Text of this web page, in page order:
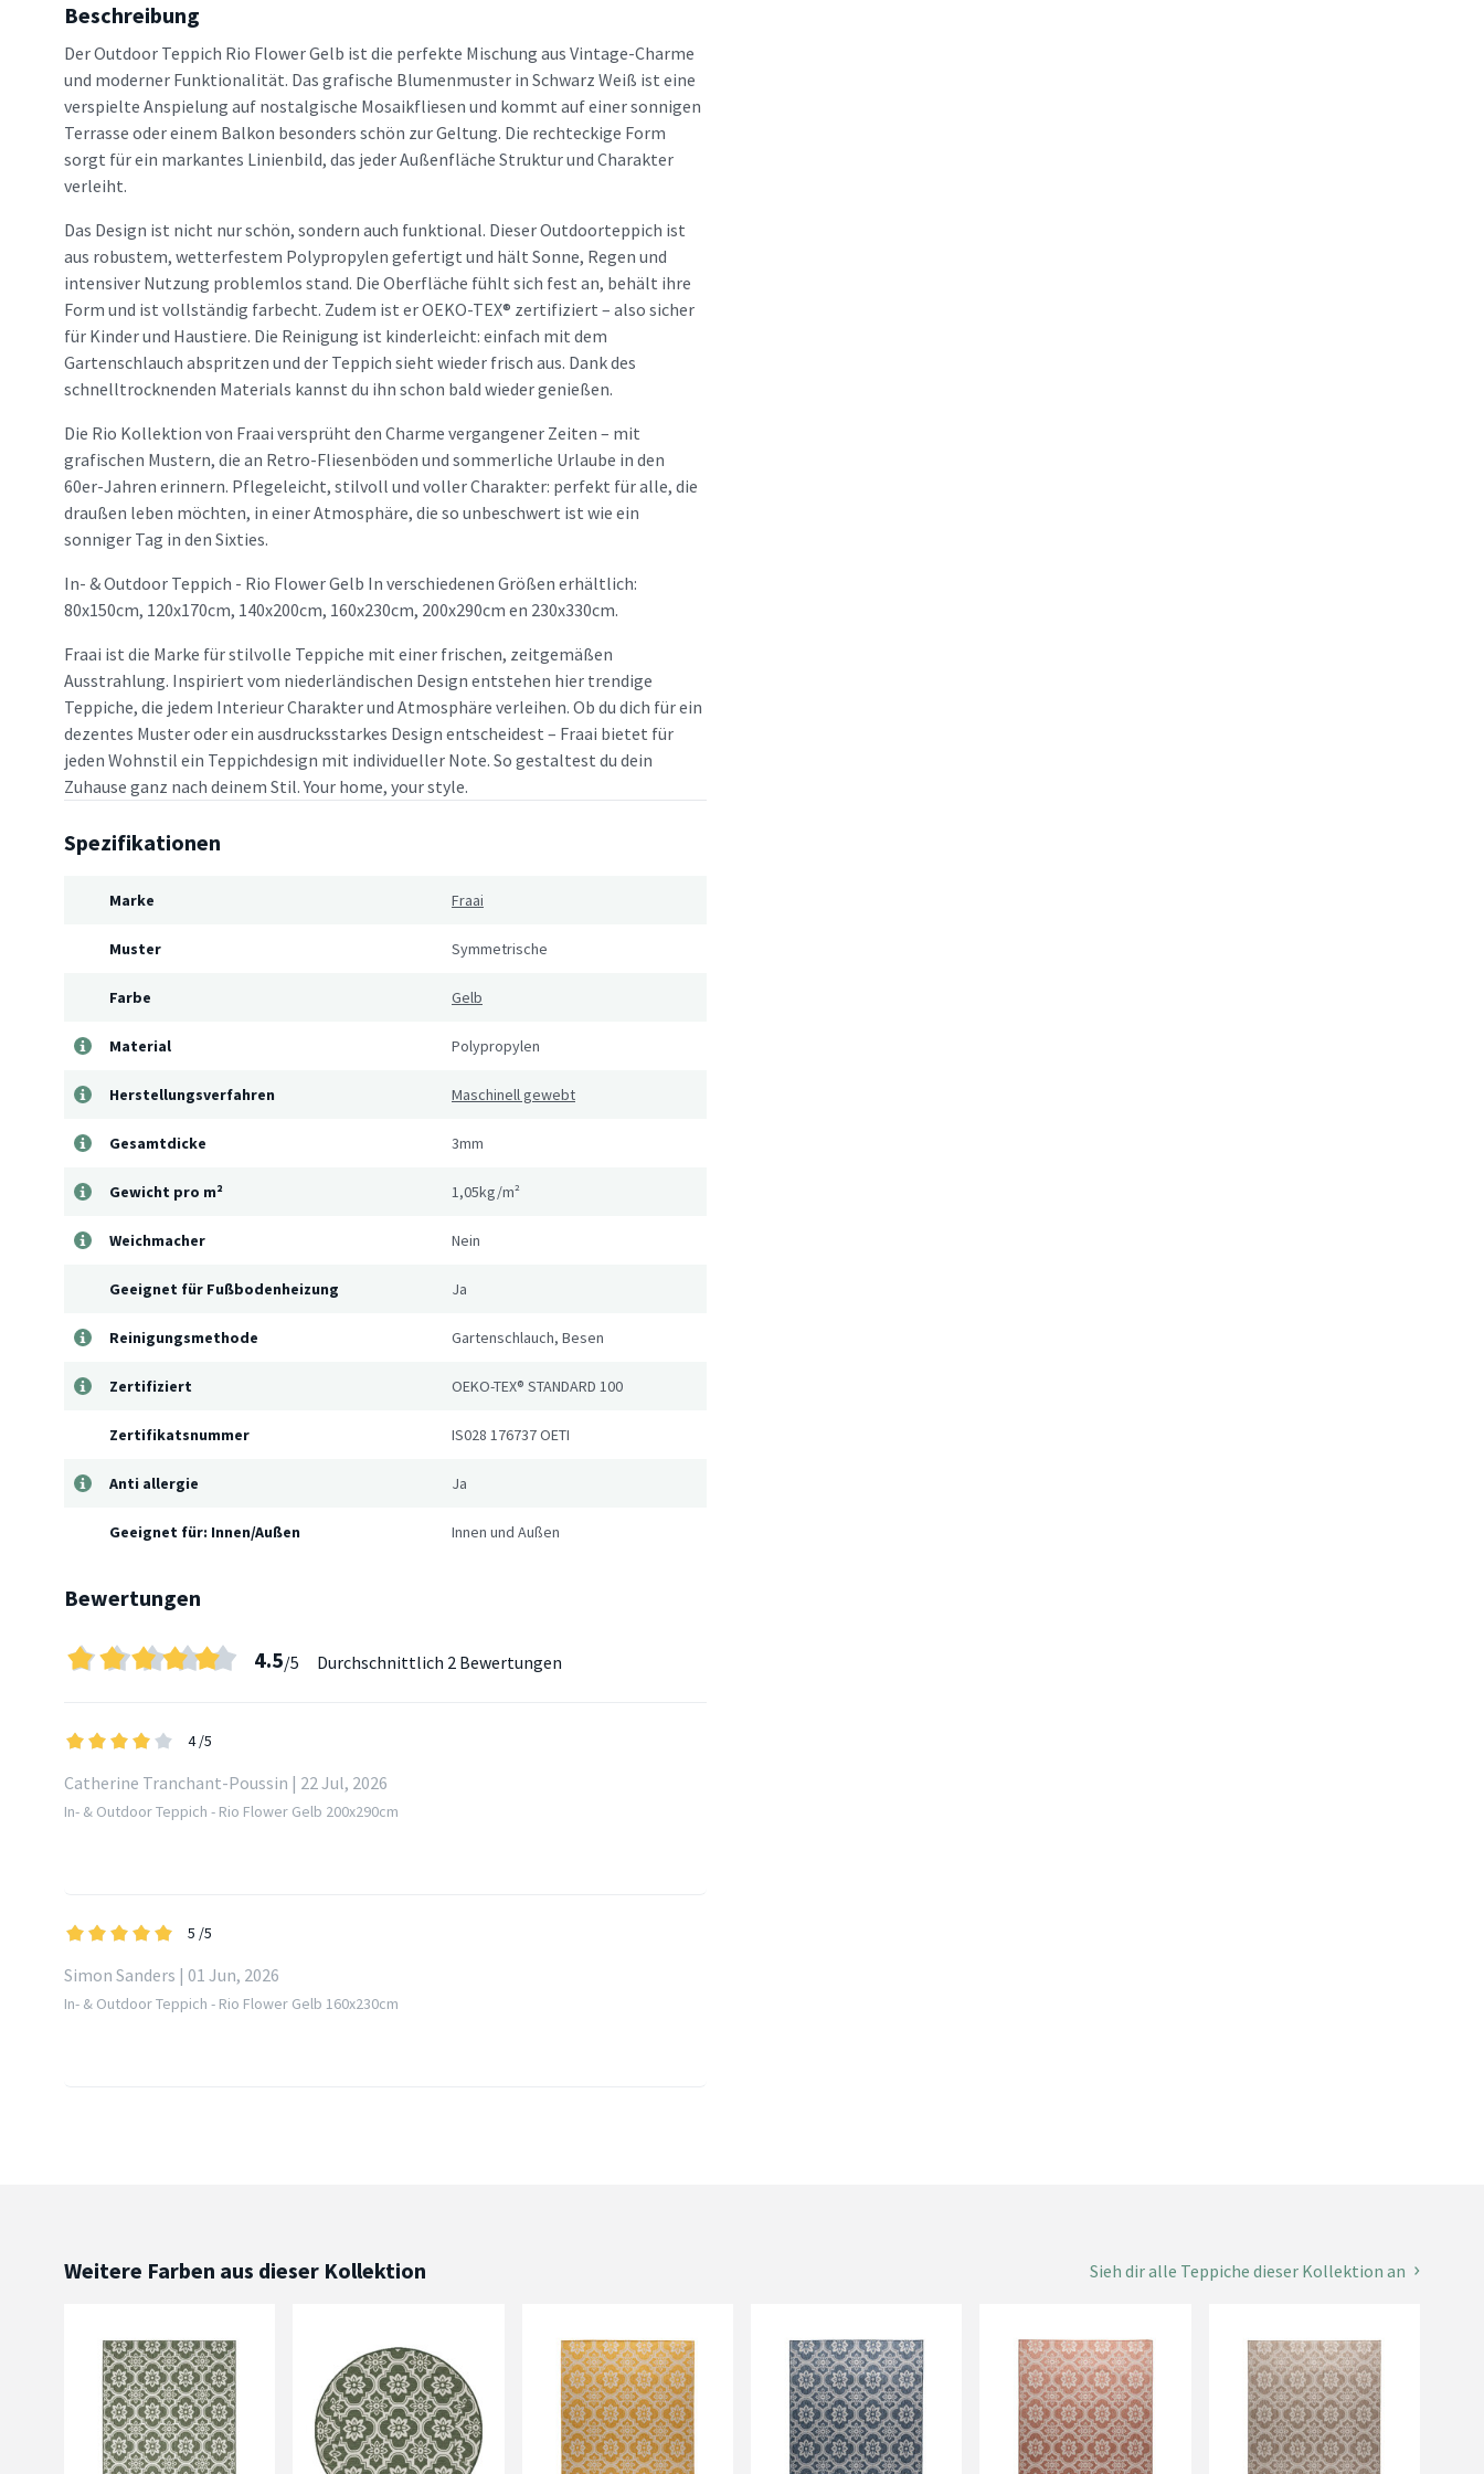
Beschreibung
Der Outdoor Teppich Rio Flower Gelb ist die perfekte Mischung aus Vintage-Charme
und moderner Funktionalität. Das grafische Blumenmuster in Schwarz Weiß ist eine
verspielte Anspielung auf nostalgische Mosaikfliesen und kommt auf einer sonnigen
Terrasse oder einem Balkon besonders schön zur Geltung. Die rechteckige Form
sorgt für ein markantes Linienbild, das jeder Außenfläche Struktur und Charakter
verleiht.
Das Design ist nicht nur schön, sondern auch funktional. Dieser Outdoorteppich ist
aus robustem, wetterfestem Polypropylen gefertigt und hält Sonne, Regen und
intensiver Nutzung problemlos stand. Die Oberfläche fühlt sich fest an, behält ihre
Form und ist vollständig farbecht. Zudem ist er OEKO-TEX® zertifiziert – also sicher
für Kinder und Haustiere. Die Reinigung ist kinderleicht: einfach mit dem
Gartenschlauch abspritzen und der Teppich sieht wieder frisch aus. Dank des
schnelltrocknenden Materials kannst du ihn schon bald wieder genießen.
Die Rio Kollektion von Fraai versprüht den Charme vergangener Zeiten – mit
grafischen Mustern, die an Retro-Fliesenböden und sommerliche Urlaube in den
60er-Jahren erinnern. Pflegeleicht, stilvoll und voller Charakter: perfekt für alle, die
draußen leben möchten, in einer Atmosphäre, die so unbeschwert ist wie ein
sonniger Tag in den Sixties.
In- & Outdoor Teppich - Rio Flower Gelb In verschiedenen Größen erhältlich:
80x150cm, 120x170cm, 140x200cm, 160x230cm, 200x290cm en 230x330cm.
Fraai ist die Marke für stilvolle Teppiche mit einer frischen, zeitgemäßen
Ausstrahlung. Inspiriert vom niederländischen Design entstehen hier trendige
Teppiche, die jedem Interieur Charakter und Atmosphäre verleihen. Ob du dich für ein
dezentes Muster oder ein ausdrucksstarkes Design entscheidest – Fraai bietet für
jeden Wohnstil ein Teppichdesign mit individueller Note. So gestaltest du dein
Zuhause ganz nach deinem Stil. Your home, your style.
Spezifikationen
Marke Fraai
Muster Symmetrische
Farbe Gelb
Material Polypropylen
Herstellungsverfahren Maschinell gewebt
Gesamtdicke 3mm
Gewicht pro m² 1,05kg/m²
Weichmacher Nein
Geeignet für Fußbodenheizung Ja
Reinigungsmethode Gartenschlauch, Besen
Zertifiziert OEKO-TEX® STANDARD 100
Zertifikatsnummer IS028 176737 OETI
Anti allergie Ja
Geeignet für: Innen/Außen Innen und Außen
Bewertungen
4.5/5 Durchschnittlich 2 Bewertungen
4 /5
Catherine Tranchant-Poussin | 22 Jul, 2026
In- & Outdoor Teppich - Rio Flower Gelb 200x290cm
5 /5
Simon Sanders | 01 Jun, 2026
In- & Outdoor Teppich - Rio Flower Gelb 160x230cm
Weitere Farben aus dieser Kollektion Sieh dir alle Teppiche dieser Kollektion an